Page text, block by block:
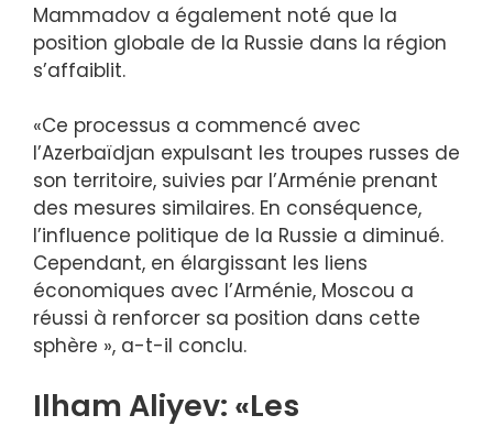
Mammadov a également noté que la
position globale de la Russie dans la région
s’affaiblit.
«Ce processus a commencé avec
l’Azerbaïdjan expulsant les troupes russes de
son territoire, suivies par l’Arménie prenant
des mesures similaires. En conséquence,
l’influence politique de la Russie a diminué.
Cependant, en élargissant les liens
économiques avec l’Arménie, Moscou a
réussi à renforcer sa position dans cette
sphère », a-t-il conclu.
Ilham Aliyev: «Les